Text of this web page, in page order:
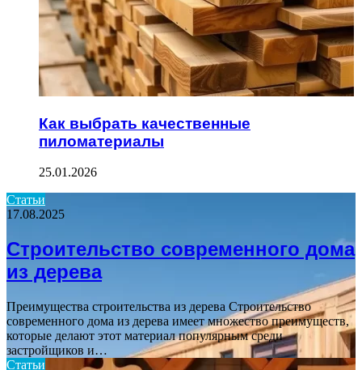
Как выбрать качественные
пиломатериалы
25.01.2026
Статьи
17.08.2025
Строительство современного дома
из дерева
Преимущества строительства из дерева Строительство
современного дома из дерева имеет множество преимуществ,
которые делают этот материал популярным среди
застройщиков и…
Статьи